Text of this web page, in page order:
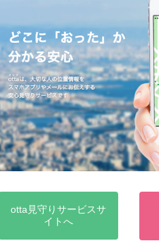
otta見守りサービスサ
イトへ